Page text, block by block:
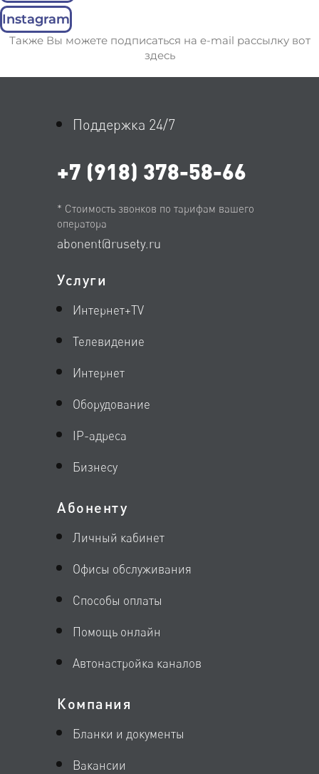
Instagram
Также Вы можете подписаться на e-mail рассылку вот
здесь
Поддержка 24/7
+7 (918) 378-58-66
* Стоимость звонков по тарифам вашего
оператора
abonent@rusety.ru
Услуги
Интернет+TV
Телевидение
Интернет
Оборудование
IP-адреса
Бизнесу
Абоненту
Личный кабинет
Офисы обслуживания
Способы оплаты
Помощь онлайн
Автонастройка каналов
Компания
Бланки и документы
Вакансии